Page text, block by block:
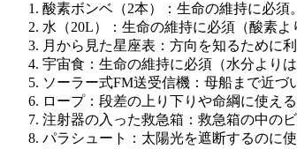
酸素ボンベ（2本）：生命の維持に必須。
水（20L）：生命の維持に必須（酸素よ
月から見た星座表：方向を知るために利
宇宙食：生命の維持に必須（水分よりは
ソーラー式FM送受信機：母船まで近づ
ロープ：段差の上り下りや命綱に使える
注射器の入った救急箱：救急箱の中の
パラシュート：太陽光を遮断するのに使